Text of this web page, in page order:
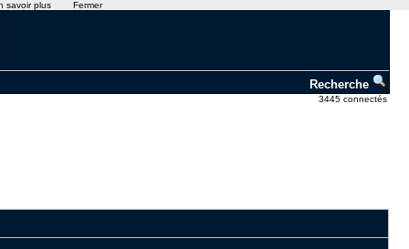
Recherche
3445 connectés
savoir plus Fermer